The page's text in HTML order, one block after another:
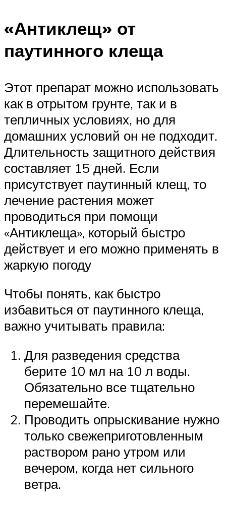
«Антиклещ» от
паутинного клеща
Этот препарат можно использовать
как в отрытом грунте, так и в
тепличных условиях, но для
домашних условий он не подходит.
Длительность защитного действия
составляет 15 дней. Если
присутствует паутинный клещ, то
лечение растения может
проводиться при помощи
«Антиклеща», который быстро
действует и его можно применять в
жаркую погоду
Чтобы понять, как быстро
избавиться от паутинного клеща,
важно учитывать правила:
Для разведения средства
берите 10 мл на 10 л воды.
Обязательно все тщательно
перемешайте.
Проводить опрыскивание нужно
только свежеприготовленным
раствором рано утром или
вечером, когда нет сильного
ветра.